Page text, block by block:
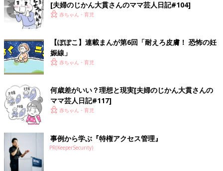
[夫婦のじかん大貫さんのママ芸人日記#104]
赤ちゃん・育児
【ぽぽこ】連載まんが第6回「耐えろ皮膚！ 恐怖の妊
娠線」
赤ちゃん・育児
何歳差がいい？理想と現実[夫婦のじかん大貫さんの
ママ芸人日記#117]
赤ちゃん・育児
事例から学ぶ『特権アクセス管理』
PR(KeeperSecurity)